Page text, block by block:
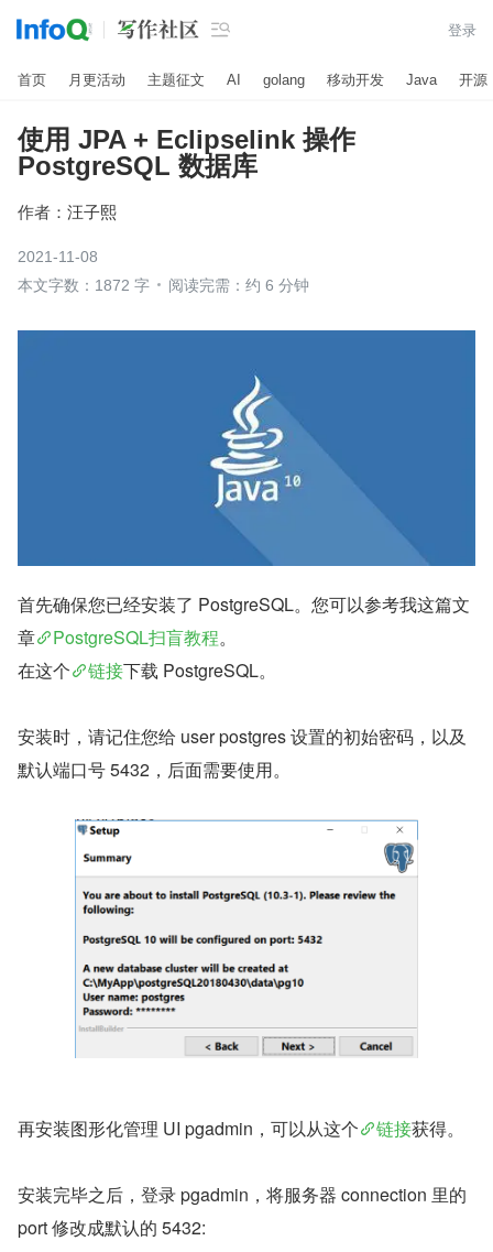
 登录
首页 月更活动 主题征文 AI golang 移动开发 Java 开源
使用 JPA + Eclipselink 操作
PostgreSQL 数据库
作者： 汪子熙
2021-11-08
本文字数：1872 字
阅读完需：约 6 分钟
首先确保您已经安装了 PostgreSQL。您可以参考我这篇文
章
PostgreSQL扫盲教程。
在这个
链接下载 PostgreSQL。
安装时，请记住您给 user postgres 设置的初始密码，以及
默认端口号 5432，后面需要使用。
再安装图形化管理 UI pgadmin，可以从这个 链接获得。
安装完毕之后，登录 pgadmin，将服务器 connection 里的
port 修改成默认的 5432: